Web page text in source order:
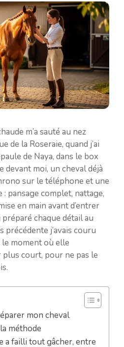
m’a sauté au nez
de la Roseraie, quand j’ai
de Naya, dans le box
devant moi, un cheval déjà
sur le téléphone et une
pansage complet, nattage,
en main avant d’entrer
préparé chaque détail au
précédente j’avais couru
le moment où elle
court, pour ne pas le
mon cheval
méthode
a failli tout gâcher, entre